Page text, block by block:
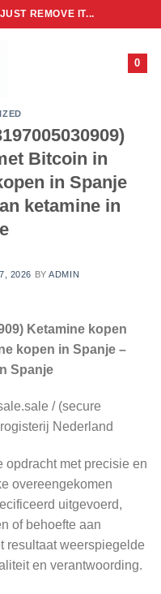
REMOVE IT...
0
Bitcoin in
in Spanje
ketamine in
2026 BYADMIN
Ketamine kopen
kopen in Spanje –
Spanje
/ (secure
Nederland
opdracht met precisie en
overeengekomen
uitgevoerd,
of behoefte aan
resultaat weerspiegelde
en verantwoording.